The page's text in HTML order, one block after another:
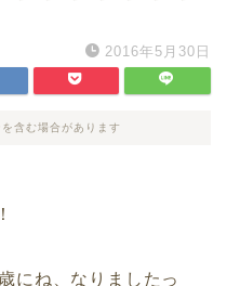
2016年5月30日
含む場合があります
にね、なりましたっ